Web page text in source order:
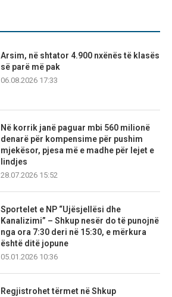
Arsim, në shtator 4.900 nxënës të klasës
së parë më pak
06.08.2026 17:33
Në korrik janë paguar mbi 560 milionë
denarë për kompensime për pushim
mjekësor, pjesa më e madhe për lejet e
lindjes
28.07.2026 15:52
Sportelet e NP “Ujësjellësi dhe
Kanalizimi” – Shkup nesër do të punojnë
nga ora 7:30 deri në 15:30, e mërkura
është ditë jopune
05.01.2026 10:36
Regjistrohet tërmet në Shkup